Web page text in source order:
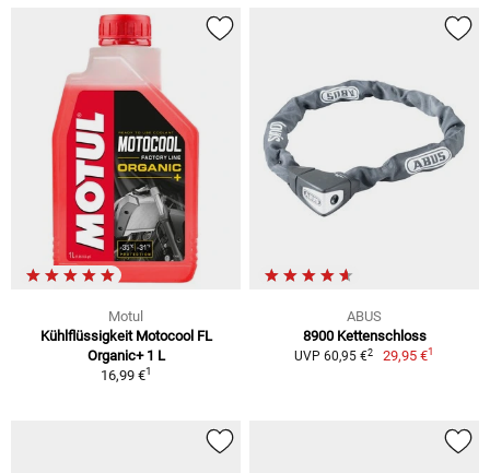
Motul
Kühlflüssigkeit Motocool FL
Organic+ 1 L
16,99 €1
ABUS
8900 Kettenschloss
UVP 60,95 €2 29,95 €1